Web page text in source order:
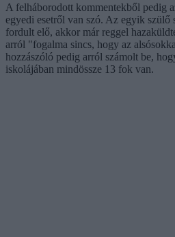
A felháborodott kommentekből pedig
egyedi esetről van szó. Az egyik szülő
fordult elő, akkor már reggel
arról "fogalma sincs, hogy az
hozzászóló pedig arról számolt be,
iskolájában mindössze 13 fok van.